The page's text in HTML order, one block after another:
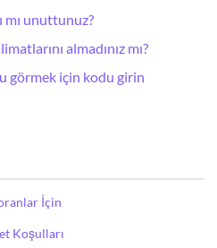
mı unuttunuz?
almadınız mı?
görmek için kodu girin
İçin
Koşulları